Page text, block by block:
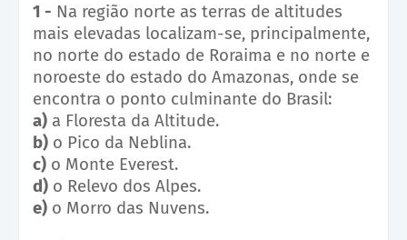
1 - Na região norte as terras de altitudes
mais elevadas localizam-se, principalmente,
no norte do estado de Roraima e no norte e
noroeste do estado do Amazonas, onde se
encontra o ponto culminante do Brasil:
a) a Floresta da Altitude.
b) o Pico da Neblina.
c) o Monte Everest.
d) o Relevo dos Alpes.
e) o Morro das Nuvens.